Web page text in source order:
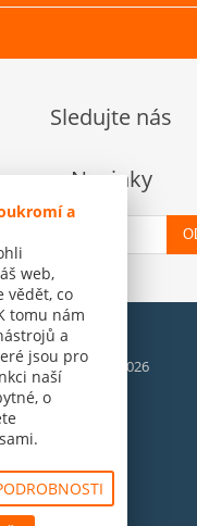
a
web,
vědět, co
tomu nám
a
jsou pro
naší
o
Sledujte nás
Novinky
Solutions, 1998 - 2026